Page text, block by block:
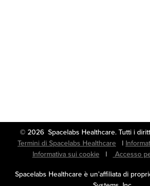
© 2026 Spacelabs Healthcare. Tutti
Termini di Spacelabs Healthcare |
Informativa sui cookie| Accesso
Spacelabs Healthcare è un’affiliata di